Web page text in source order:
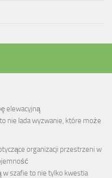
elewacyjną
nie lada wyzwanie, które może
organizacji przestrzeni w
szafie to nie tylko kwestia